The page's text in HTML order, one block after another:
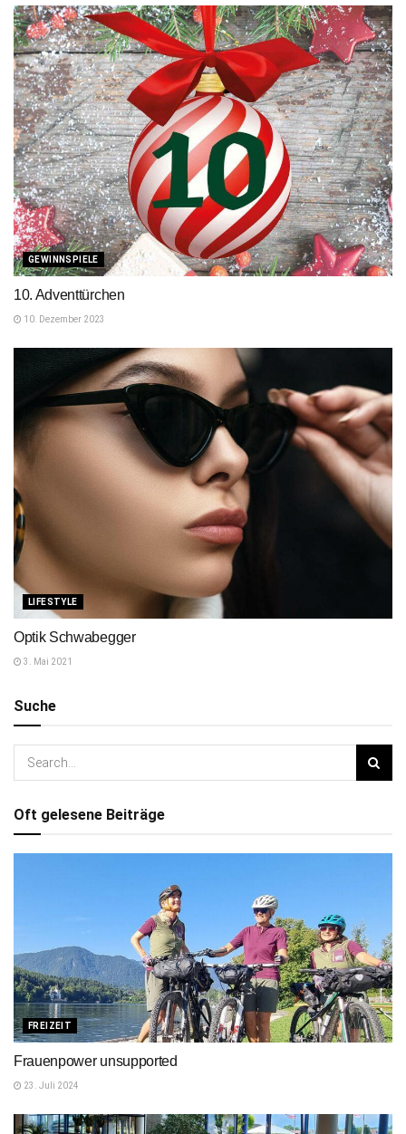
GEWINNSPIELE
10. Adventtürchen
10. Dezember 2023
LIFESTYLE
Optik Schwabegger
3. Mai 2021
Suche
Oft gelesene Beiträge
FREIZEIT
Frauenpower unsupported
23. Juli 2024